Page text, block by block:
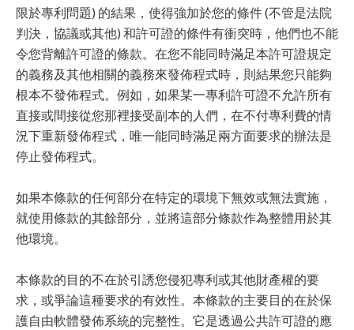
限於專利問題) 的結果，使得強加於您的條件 (不管是法院
判決，協議或其他) 和許可證的條件有衝突時，他們也不能
令您背離許可證的條款。在您不能同時滿足本許可證規定
的義務及其他相關的義務來發佈程式時，則結果您只能夠
根本不發佈程式。例如，如果某一專利許可證不允許所有
直接或間接從您那裡接受副本的人們，在不付專利費的情
況下重新發佈程式，唯一能同時滿足兩方面要求的辦法是
停止發佈程式。
如果本條款的任何部分在特定的環境下無效或無法實施，
就使用條款的其餘部分，並將這部分條款作為整體用於其
他環境。
本條款的目的不在於引誘您侵犯專利或其他財產權的要
求，或爭論這種要求的有效性。本條款的主要目的在於保
護自由軟體發佈系統的完整性。它是透過公共許可證的應